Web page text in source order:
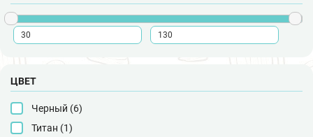
ЦВЕТ
Черный (6)
Титан (1)